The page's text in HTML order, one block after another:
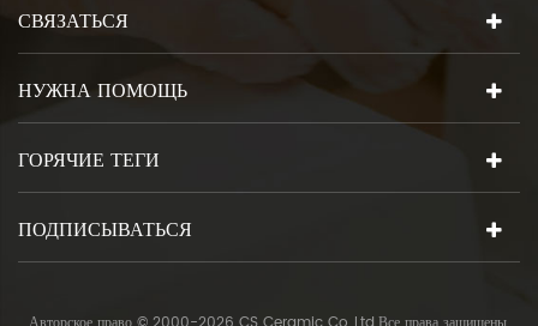
СВЯЗАТЬСЯ
НУЖНА ПОМОЩЬ
ГОРЯЧИЕ ТЕГИ
ПОДПИСЫВАТЬСЯ